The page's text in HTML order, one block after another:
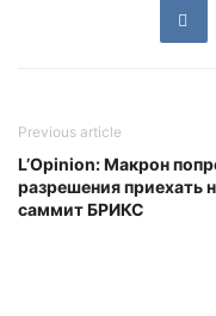
Previous article
L’Opinion: Макрон
разрешения приехать
саммит БРИКС